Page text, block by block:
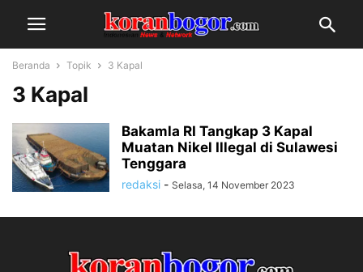
Beranda Topik 3 Kapal
3 Kapal
Bakamla RI Tangkap 3 Kapal
Muatan Nikel Illegal di Sulawesi
Tenggara
redaksi - Selasa, 14 November 2023